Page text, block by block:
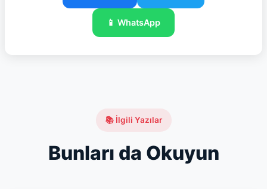
📱 WhatsApp
📚 İlgili Yazılar
Bunları da Okuyun